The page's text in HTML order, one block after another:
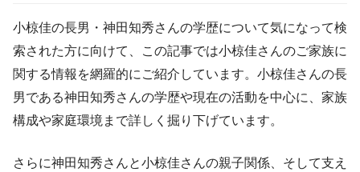
小椋佳の長男・神田知秀さんの学歴について気になって検
索された方に向けて、この記事では小椋佳さんのご家族に
関する情報を網羅的にご紹介しています。小椋佳さんの長
男である神田知秀さんの学歴や現在の活動を中心に、家族
構成や家庭環境まで詳しく掘り下げています。
さらに神田知秀さんと小椋佳さんの親子関係、そして支え